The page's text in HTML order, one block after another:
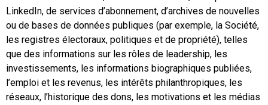
LinkedIn, de services d’abonnement, d’archives de nouvelles
ou de bases de données publiques (par exemple, la Société,
les registres électoraux, politiques et de propriété), telles
que des informations sur les rôles de leadership, les
investissements, les informations biographiques publiées,
l’emploi et les revenus, les intérêts philanthropiques, les
réseaux, l’historique des dons, les motivations et les médias